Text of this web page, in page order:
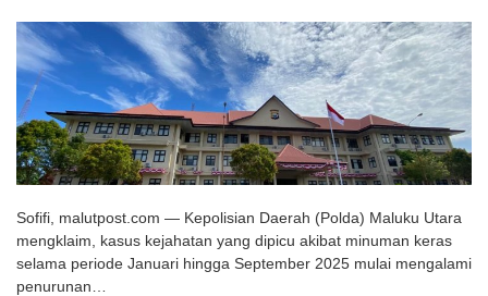
Sofifi, malutpost.com — Kepolisian Daerah (Polda) Maluku Utara
mengklaim, kasus kejahatan yang dipicu akibat minuman keras
selama periode Januari hingga September 2025 mulai mengalami
penurunan…